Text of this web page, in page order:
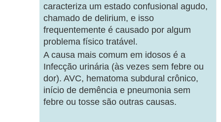
caracteriza um estado confusional agudo,
chamado de delirium, e isso
frequentemente é causado por algum
problema físico tratável.
A causa mais comum em idosos é a
Infecção urinária (às vezes sem febre ou
dor). AVC, hematoma subdural crônico,
início de demência e pneumonia sem
febre ou tosse são outras causas.